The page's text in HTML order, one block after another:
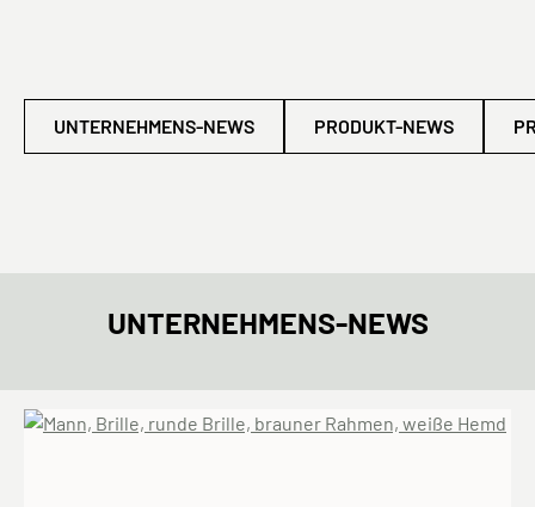
UNTERNEHMENS-NEWS PRODUKT-NEWS
UNTERNEHMENS-NEWS